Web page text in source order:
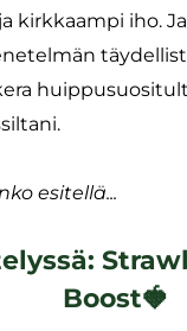
kirkkaampi iho.
esitellä...
Boost🍓